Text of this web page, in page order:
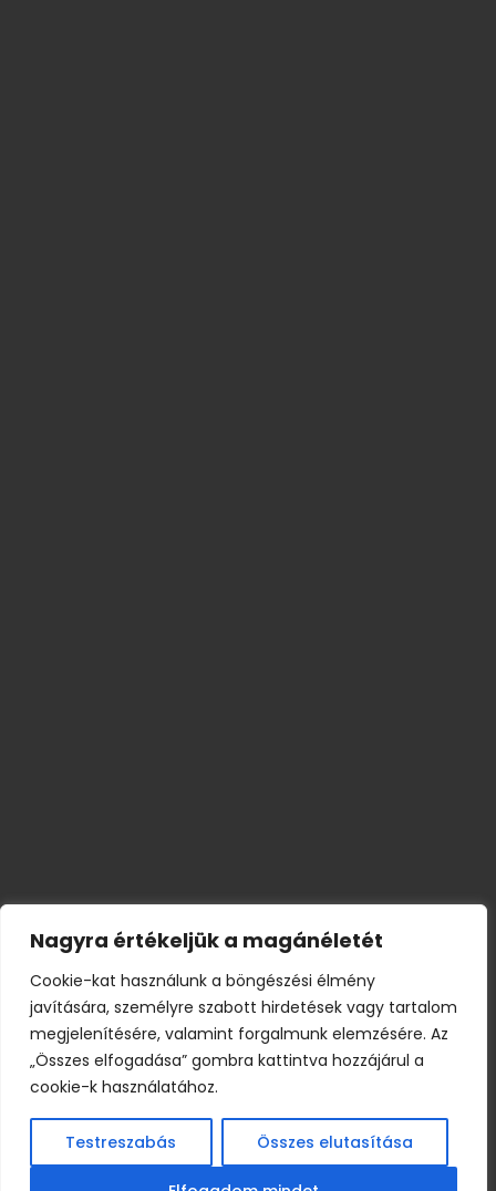
Nagyra értékeljük a magánéletét
Cookie-kat használunk a böngészési élmény
javítására, személyre szabott hirdetések vagy tartalom
megjelenítésére, valamint forgalmunk elemzésére. Az
„Összes elfogadása” gombra kattintva hozzájárul a
cookie-k használatához.
Testreszabás Összes elutasítása